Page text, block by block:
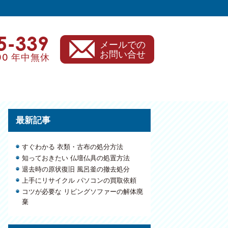
年中無休
メールでの
お問い合せ
最新記事
すぐわかる 衣類・古布の処分方法
知っておきたい 仏壇仏具の処置方法
退去時の原状復旧 風呂釜の撤去処分
上手にリサイクル パソコンの買取依頼
コツが必要な リビングソファーの解体廃
棄